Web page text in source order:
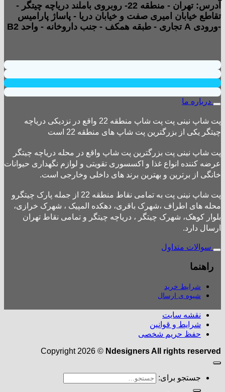
آدرس: تهران - منطقه 22- روبروی باملند دریاچه چیتگر -
تقاطع خیابان امیری صفت و خیابان دریا - پاساژ پارامیس
-ورودی A تجاری - طبقه همکف - جنب داروخانه - واحد B2
درباره ما
پت شاپ نینی پت پت شاپ منطقه 22 واقع در نزدیکی دریاچه
چیتگر یکی از بزرگترین پت شاپ های منطقه 22 است
پت شاپ نینی پت بزرگترین پت شاپ واقع در محله دریاچه چیتگر
عرضه کننده انواع غذا و اکسسوری تقویتی و لوازم نگهداری حیوانات
خانگی از برترین و بهترین برند های داخلی وخارجی است.
پت شاپ نینی پت به تمامی نقاط منطقه 22 از جمله پارک چیتگرو
محله های اطراف ،شهرک باقری، دهکده المپیک ، شهرک خرازی،
بلوار کوهک، شهرک چیتگر ، دریاچه چیتگر و تمامی نقاط تهران
ارسال دارد.
سوالات متداول
راهنما
شرایط خرید
شیوه ی ارسال
نقشه سایت
شرایط و قوانین
حفظ حریم شخصی
Copyright 2026 © Ndesigners All rights reserved
جستجو برای: